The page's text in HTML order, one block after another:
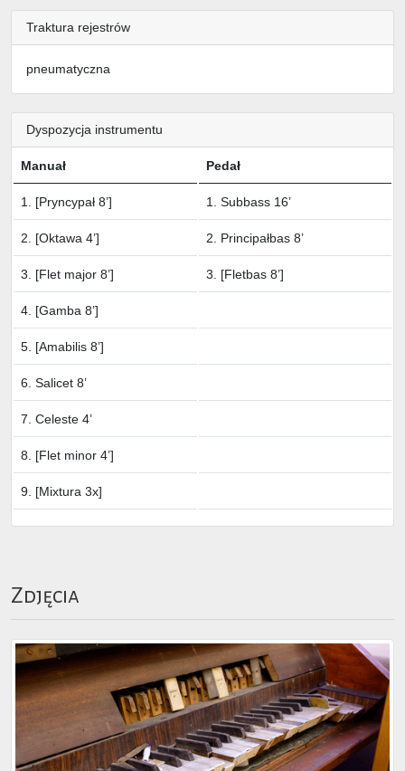
Traktura rejestrów
pneumatyczna
Dyspozycja instrumentu
Manuał Pedał
1. [Pryncypał 8’] 1. Subbass 16’
2. [Oktawa 4’] 2. Principałbas 8’
3. [Flet major 8’] 3. [Fletbas 8’]
4. [Gamba 8’]
5. [Amabilis 8’]
6. Salicet 8’
7. Celeste 4’
8. [Flet minor 4’]
9. [Mixtura 3x]
Zdjęcia